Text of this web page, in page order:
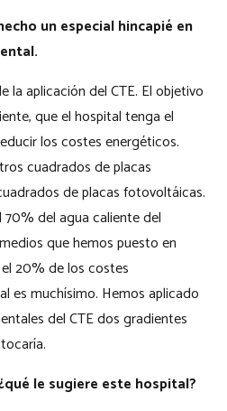
un especial hincapié en
la aplicación del CTE. El objetivo
que el hospital tenga el
los costes energéticos.
cuadrados de placas
de placas fotovoltáicas.
del agua caliente del
que hemos puesto en
20% de los costes
es muchísimo. Hemos aplicado
del CTE dos gradientes
le sugiere este hospital?